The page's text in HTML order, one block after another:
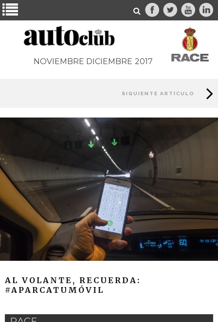
NOVIEMBRE DICIEMBRE 2017
SIGUIENTE ARTÍCULO
AL VOLANTE, RECUERDA:
#APARCATUMÓVIL